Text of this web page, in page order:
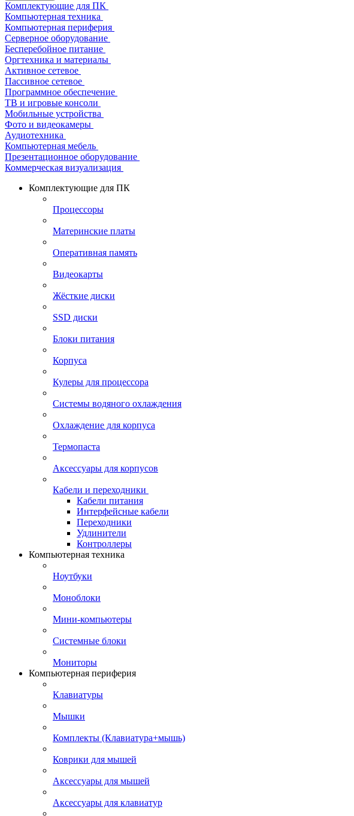
Комплектующие для ПК
Компьютерная техника
Компьютерная периферия
Серверное оборудование
Бесперебойное питание
Оргтехника и материалы
Активное сетевое
Пассивное сетевое
Программное обеспечение
ТВ и игровые консоли
Мобильные устройства
Фото и видеокамеры
Аудиотехника
Компьютерная мебель
Презентационное оборудование
Коммерческая визуализация
Комплектующие для ПК
Процессоры
Материнские платы
Оперативная память
Видеокарты
Жёсткие диски
SSD диски
Блоки питания
Корпуса
Кулеры для процессора
Системы водяного охлаждения
Охлаждение для корпуса
Термопаста
Аксессуары для корпусов
Кабели и переходники
Кабели питания
Интерфейсные кабели
Переходники
Удлинители
Контроллеры
Компьютерная техника
Ноутбуки
Моноблоки
Мини-компьютеры
Системные блоки
Мониторы
Компьютерная периферия
Клавиатуры
Мышки
Комплекты (Клавиатура+мышь)
Коврики для мышей
Аксессуары для мышей
Аксессуары для клавиатур